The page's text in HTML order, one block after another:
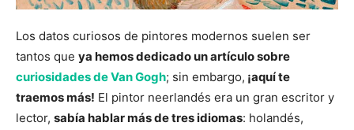
Los datos curiosos de pintores modernos suelen ser
tantos que ya hemos dedicado un artículo sobre
curiosidades de Van Gogh; sin embargo, ¡aquí te
traemos más! El pintor neerlandés era un gran escritor y
lector, sabía hablar más de tres idiomas: holandés,